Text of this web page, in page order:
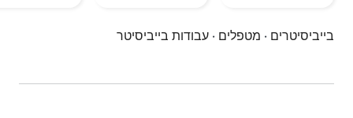
בייביסיטרים · מטפלים · עבודות בייביסיטר